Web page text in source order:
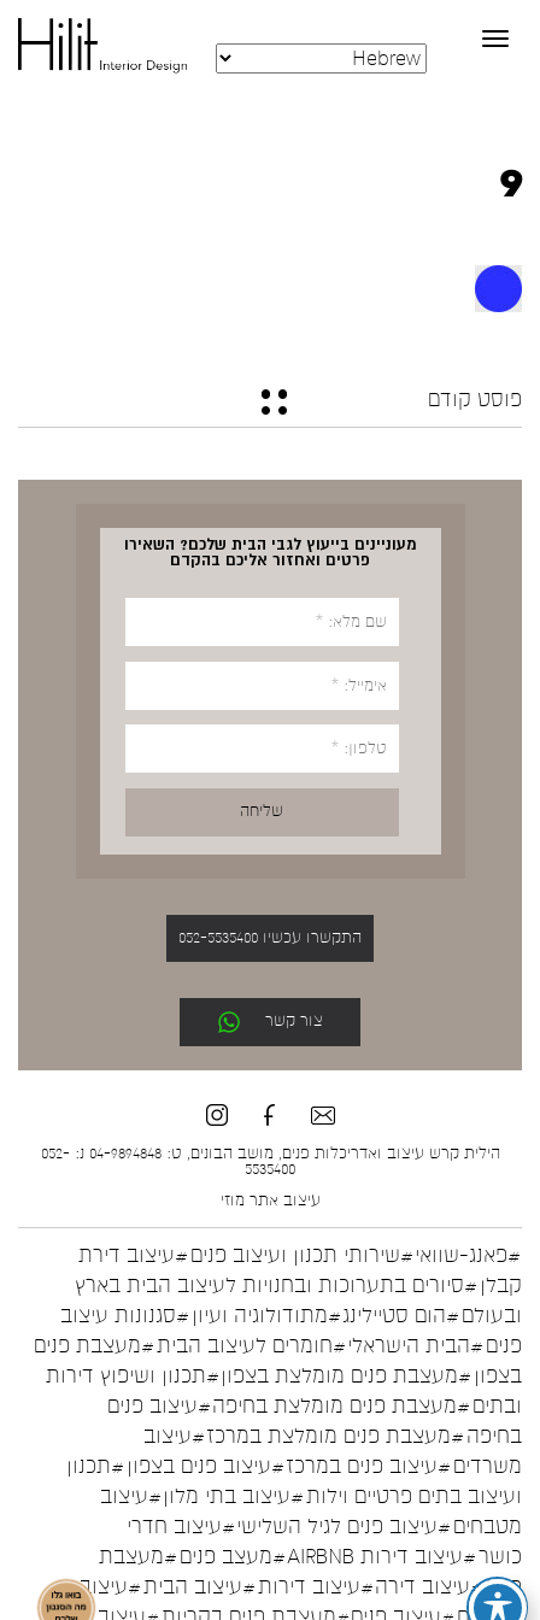
Toggle
navigation
9
פוסט קודם
מעוניינים בייעוץ לגבי הבית שלכם? השאירו
פרטים ואחזור אליכם בהקדם
התקשרו עכשיו 052-5535400
צור קשר
הילית קרש עיצוב ואדריכלות פנים, מושב הבונים, ט: 04-9894848 נ: 052-
5535400
עיצוב אתר מוזי
#פאנג-שוואי#שירותי תכנון ועיצוב פנים#עיצוב דירת
קבלן #סיורים בתערוכות ובחנויות לעיצוב הבית בארץ
ובעולם#הום סטיילינג#מתודולוגיה ועיון #סגנונות עיצוב
פנים#הבית הישראלי#חומרים לעיצוב הבית#מעצבת פנים
בצפון #מעצבת פנים מומלצת בצפון#תכנון ושיפוץ דירות
ובתים#מעצבת פנים מומלצת בחיפה#עיצוב פנים
בחיפה#מעצבת פנים מומלצת במרכז#עיצוב
משרדים#עיצוב פנים במרכז#עיצוב פנים בצפון #תכנון
ועיצוב בתים פרטיים וילות#עיצוב בתי מלון#עיצוב
מטבחים#עיצוב פנים לגיל השלישי#עיצוב חדרי
כושר#עיצוב דירות AIRBNB #מעצב פנים#מעצבת
פנים#עיצוב דירה#עיצוב דירות#עיצוב הבית#עיצוב